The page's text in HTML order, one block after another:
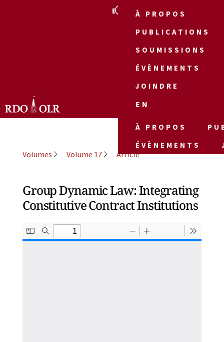
EN
À PROPOS
PUBLICATIONS
SOUMISSIONS
ÉVÈNEMENTS
JOINDRE
EN
À PROPOS
ÉVÈNEMENTS
Volumes Volume 17 Article
Group Dynamic Law: Integrating
Constitutive Contract Institutions